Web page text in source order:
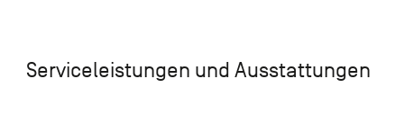
Serviceleistungen und Ausstattungen